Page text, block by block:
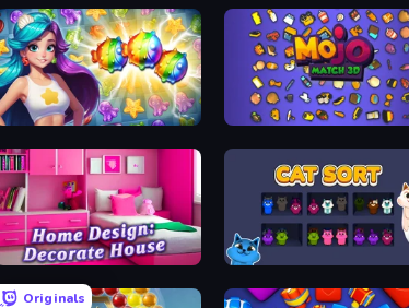
Underwater Adventures: Match 3 Mojo Match 3D
Home Design: Decorate House Cat Sort
Originals